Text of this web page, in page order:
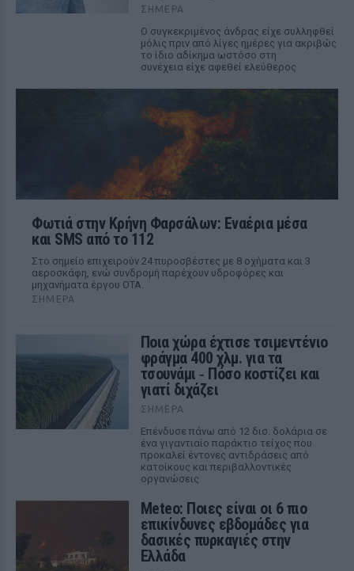
ΣΉΜΕΡΑ
Ο συγκεκριμένος άνδρας είχε συλληφθεί
μόλις πριν από λίγες ημέρες για ακριβώς
το ίδιο αδίκημα ωστόσο στη
συνέχεια είχε αφεθεί ελεύθερος
Φωτιά στην Κρήνη Φαρσάλων: Εναέρια μέσα
και SMS από το 112
Στο σημείο επιχειρούν 24 πυροσβέστες με 8 οχήματα και 3
αεροσκάφη, ενώ συνδρομή παρέχουν υδροφόρες και
μηχανήματα έργου ΟΤΑ.
ΣΉΜΕΡΑ
Ποια χώρα έχτισε τσιμεντένιο
φράγμα 400 χλμ. για τα
τσουνάμι ‑ Πόσο κοστίζει και
γιατί διχάζει
ΣΉΜΕΡΑ
Επένδυσε πάνω από 12 δισ. δολάρια σε
ένα γιγαντιαίο παράκτιο τείχος που
προκαλεί έντονες αντιδράσεις από
κατοίκους και περιβαλλοντικές
οργανώσεις
Meteo: Ποιες είναι οι 6 πιο
επικίνδυνες εβδομάδες για
δασικές πυρκαγιές στην
Ελλάδα